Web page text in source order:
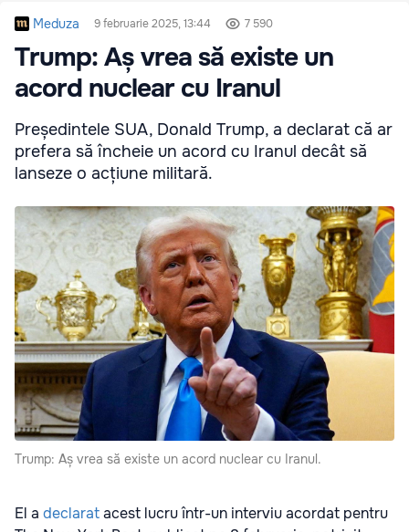
Meduza 9 februarie 2025, 13:44 7 590
Trump: Aș vrea să existe un
acord nuclear cu Iranul
Președintele SUA, Donald Trump, a declarat că ar
prefera să încheie un acord cu Iranul decât să
lanseze o acțiune militară.
Trump: Aș vrea să existe un acord nuclear cu Iranul.
El a declaratacest lucru într-un interviu acordat pentru